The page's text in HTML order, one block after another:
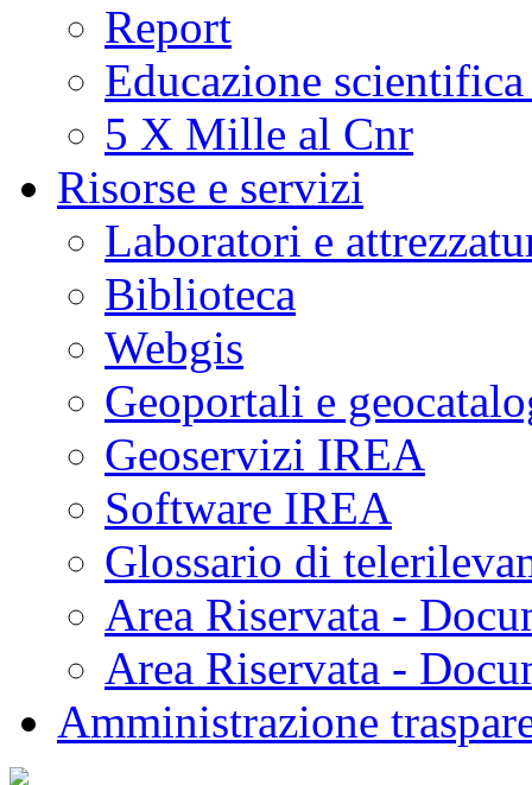
Report
Educazione
5 X Mille al Cnr
Risorse e servizi
Laboratori e
Biblioteca
Webgis
Geoportali e
Geoservizi IREA
Software IREA
Glossario di
Area Riservata -
Area Riservata -
Amministrazione